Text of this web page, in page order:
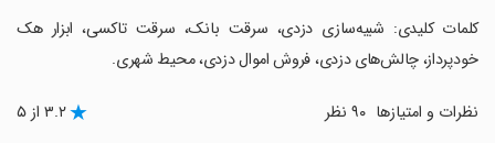
‏کلمات کلیدی: شبیه‌سازی دزدی، سرقت بانک، سرقت تاکسی، ابزار هک
خودپرداز، چالش‌های دزدی، فروش اموال دزدی، محیط شهری.
نظرات و امتیازها ۳.۲ از ۵